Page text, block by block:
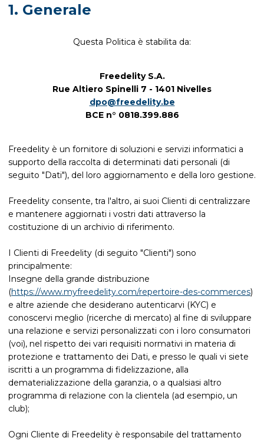
1. Generale
Questa Politica è stabilita da:
Freedelity S.A.
Rue Altiero Spinelli 7 - 1401 Nivelles
dpo@freedelity.be
BCE n° 0818.399.886
Freedelity è un fornitore di soluzioni e servizi informatici a
supporto della raccolta di determinati dati personali (di
seguito "Dati"), del loro aggiornamento e della loro gestione.
Freedelity consente, tra l'altro, ai suoi Clienti di centralizzare
e mantenere aggiornati i vostri dati attraverso la
costituzione di un archivio di riferimento.
I Clienti di Freedelity (di seguito "Clienti") sono
principalmente:
Insegne della grande distribuzione
(https://www.myfreedelity.com/repertoire-des-commerces)
e altre aziende che desiderano autenticarvi (KYC) e
conoscervi meglio (ricerche di mercato) al fine di sviluppare
una relazione e servizi personalizzati con i loro consumatori
(voi), nel rispetto dei vari requisiti normativi in materia di
protezione e trattamento dei Dati, e presso le quali vi siete
iscritti a un programma di fidelizzazione, alla
dematerializzazione della garanzia, o a qualsiasi altro
programma di relazione con la clientela (ad esempio, un
club);
Ogni Cliente di Freedelity è responsabile del trattamento